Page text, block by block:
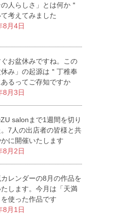
の人らしさ」とは何か＂
考えてみました
8月4日
ぐお盆休みですね。この
休み」の起源は＂丁稚奉
るってご存知ですか
8月3日
salonまで1週間を切り
。7人の出店者の皆様と共
に開催いたします
8月2日
レンダーの8月の作品を
します。今月は「天満
使った作品です
8月1日